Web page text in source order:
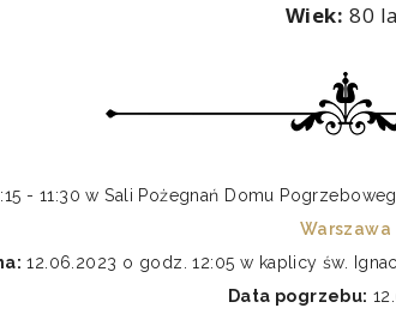
Wiek: 80
- 11:30 w Sali Pożegnań Domu
Warszawa
12.06.2023 o godz. 12:05 w kaplicy św.
Data pogrzebu: